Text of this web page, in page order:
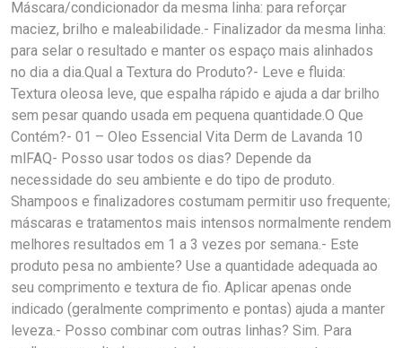
Máscara/condicionador da mesma linha: para reforçar
maciez, brilho e maleabilidade.- Finalizador da mesma linha:
para selar o resultado e manter os espaço mais alinhados
no dia a dia.Qual a Textura do Produto?- Leve e fluida:
Textura oleosa leve, que espalha rápido e ajuda a dar brilho
sem pesar quando usada em pequena quantidade.O Que
Contém?- 01 – Oleo Essencial Vita Derm de Lavanda 10
mlFAQ- Posso usar todos os dias? Depende da
necessidade do seu ambiente e do tipo de produto.
Shampoos e finalizadores costumam permitir uso frequente;
máscaras e tratamentos mais intensos normalmente rendem
melhores resultados em 1 a 3 vezes por semana.- Este
produto pesa no ambiente? Use a quantidade adequada ao
seu comprimento e textura de fio. Aplicar apenas onde
indicado (geralmente comprimento e pontas) ajuda a manter
leveza.- Posso combinar com outras linhas? Sim. Para